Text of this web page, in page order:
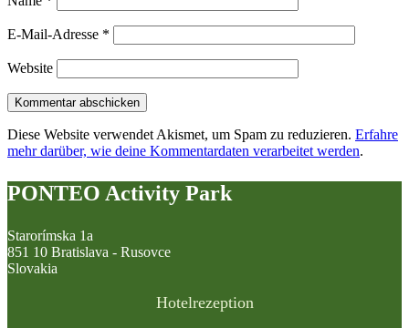
E-Mail-Adresse *
Website
Diese Website verwendet Akismet, um Spam zu reduzieren. Erfahre
mehr darüber, wie deine Kommentardaten verarbeitet werden.
PONTEO Activity Park
Starorímska 1a
851 10 Bratislava - Rusovce
Slovakia
Hotelrezeption